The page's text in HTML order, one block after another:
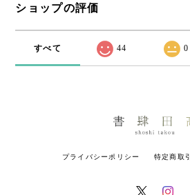
ショップの評価
すべて 44 0
プライバシーポリシー 特定商取